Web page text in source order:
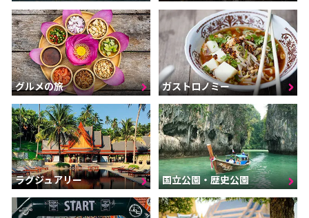
グルメの旅 ガストロノミー
ラグジュアリー 国立公園・歴史公園